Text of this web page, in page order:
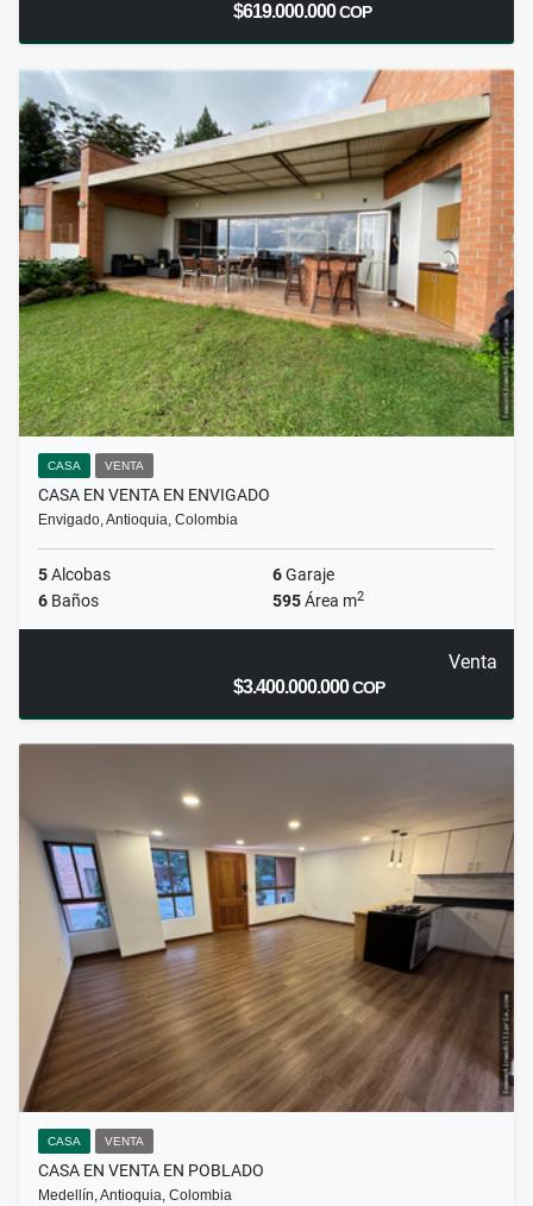
$619.000.000COP
CASA VENTA
CASA EN VENTA EN ENVIGADO
Envigado, Antioquia, Colombia
5Alcobas 6Garaje
6 Baños 595Área m2
Venta
$3.400.000.000COP
CASA VENTA
CASA EN VENTA EN POBLADO
Medellín, Antioquia, Colombia